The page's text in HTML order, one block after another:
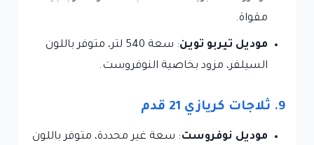
مقواة.
موديل تيربو توين
: سعة 540 لتر، متوفر باللون
السيلفر، مزود بخاصية النوفروست.
9. ثلاجات كريازي 21 قدم
موديل نوفروست: سعة غير محددة، متوفر باللون